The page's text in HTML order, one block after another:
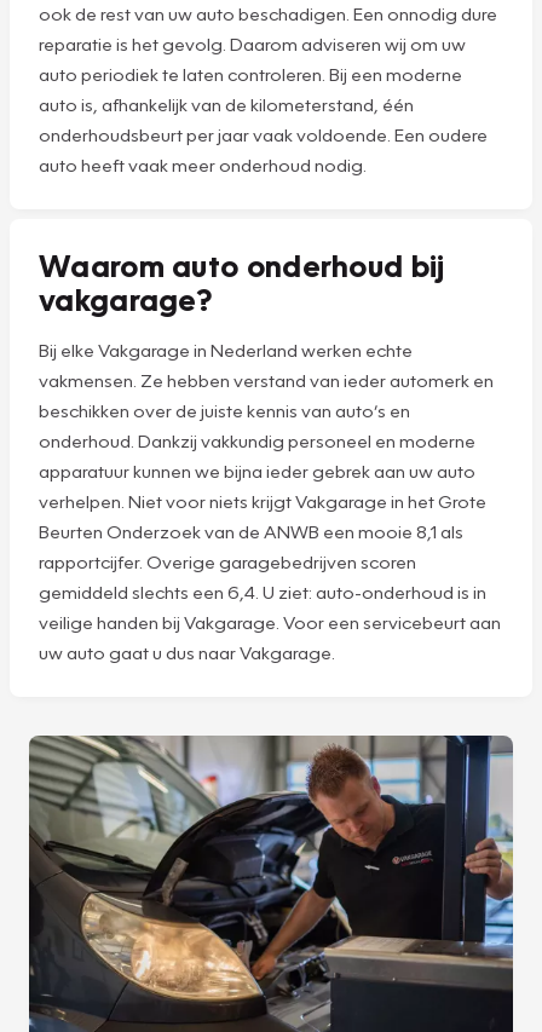
ook de rest van uw auto beschadigen. Een onnodig dure
reparatie is het gevolg. Daarom adviseren wij om uw
auto periodiek te laten controleren. Bij een moderne
auto is, afhankelijk van de kilometerstand, één
onderhoudsbeurt per jaar vaak voldoende. Een oudere
auto heeft vaak meer onderhoud nodig.
Waarom auto onderhoud bij
vakgarage?
Bij elke Vakgarage in Nederland werken echte
vakmensen. Ze hebben verstand van ieder automerk en
beschikken over de juiste kennis van auto’s en
onderhoud. Dankzij vakkundig personeel en moderne
apparatuur kunnen we bijna ieder gebrek aan uw auto
verhelpen. Niet voor niets krijgt Vakgarage in het Grote
Beurten Onderzoek van de ANWB een mooie 8,1 als
rapportcijfer. Overige garagebedrijven scoren
gemiddeld slechts een 6,4. U ziet: auto-onderhoud is in
veilige handen bij Vakgarage. Voor een servicebeurt aan
uw auto gaat u dus naar Vakgarage.